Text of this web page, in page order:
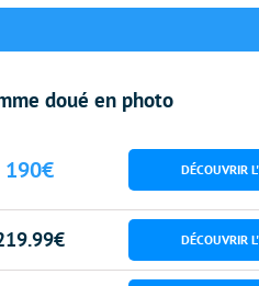
doué en photo
190€